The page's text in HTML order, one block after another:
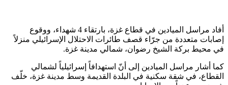
أفاد مراسل الميادين في قطاع غزة، بارتقاء 4 شهداء، ووقوع
إصابات متعددة من جرّاء قصف طائرات الاحتلال الإسرائيلي منزلاً
في محيط بركة الشيخ رضوان، شمالي مدينة غزة.
كما أشار مراسل الميادين إلى أنّ استهدافاً إسرائيلياً لشمالي
القطاع، في شقة سكنية في البلدة القديمة وسط مدينة غزة، خلّف